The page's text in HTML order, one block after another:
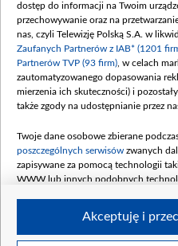
dostęp do informacji na Twoim
przechowywanie oraz na
nas, czyli Telewizję Polską S.A. w
Zaufanych Partnerów z IAB* (1201
Partnerów TVP (93 firm) , w celach
zautomatyzowanego dopasowania
mierzenia ich skuteczności) i
także zgody na udostępnianie przez
Twoje dane osobowe zbierane
poszczególnych serwisów zwanych
zapisywane za pomocą technologii
WWW lub innych podobnych
Akceptuję i